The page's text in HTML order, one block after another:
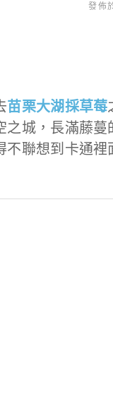
發佈
苗栗大湖採草莓
之城，長滿藤
不聯想到卡通